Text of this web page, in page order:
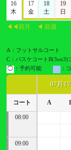
16
木
17
金
18
土
19
日
◀◀前月 ◀ 前週
A：フットサルコート
C：バスケコートB(3on3)
◯ ：予約可能 ：
コート
07月17
A
08:00
09:00